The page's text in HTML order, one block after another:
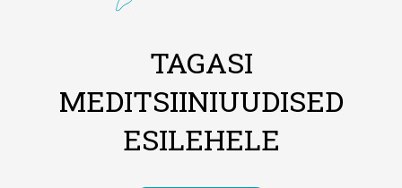
TAGASI
MEDITSIINIUUDISED
ESILEHELE